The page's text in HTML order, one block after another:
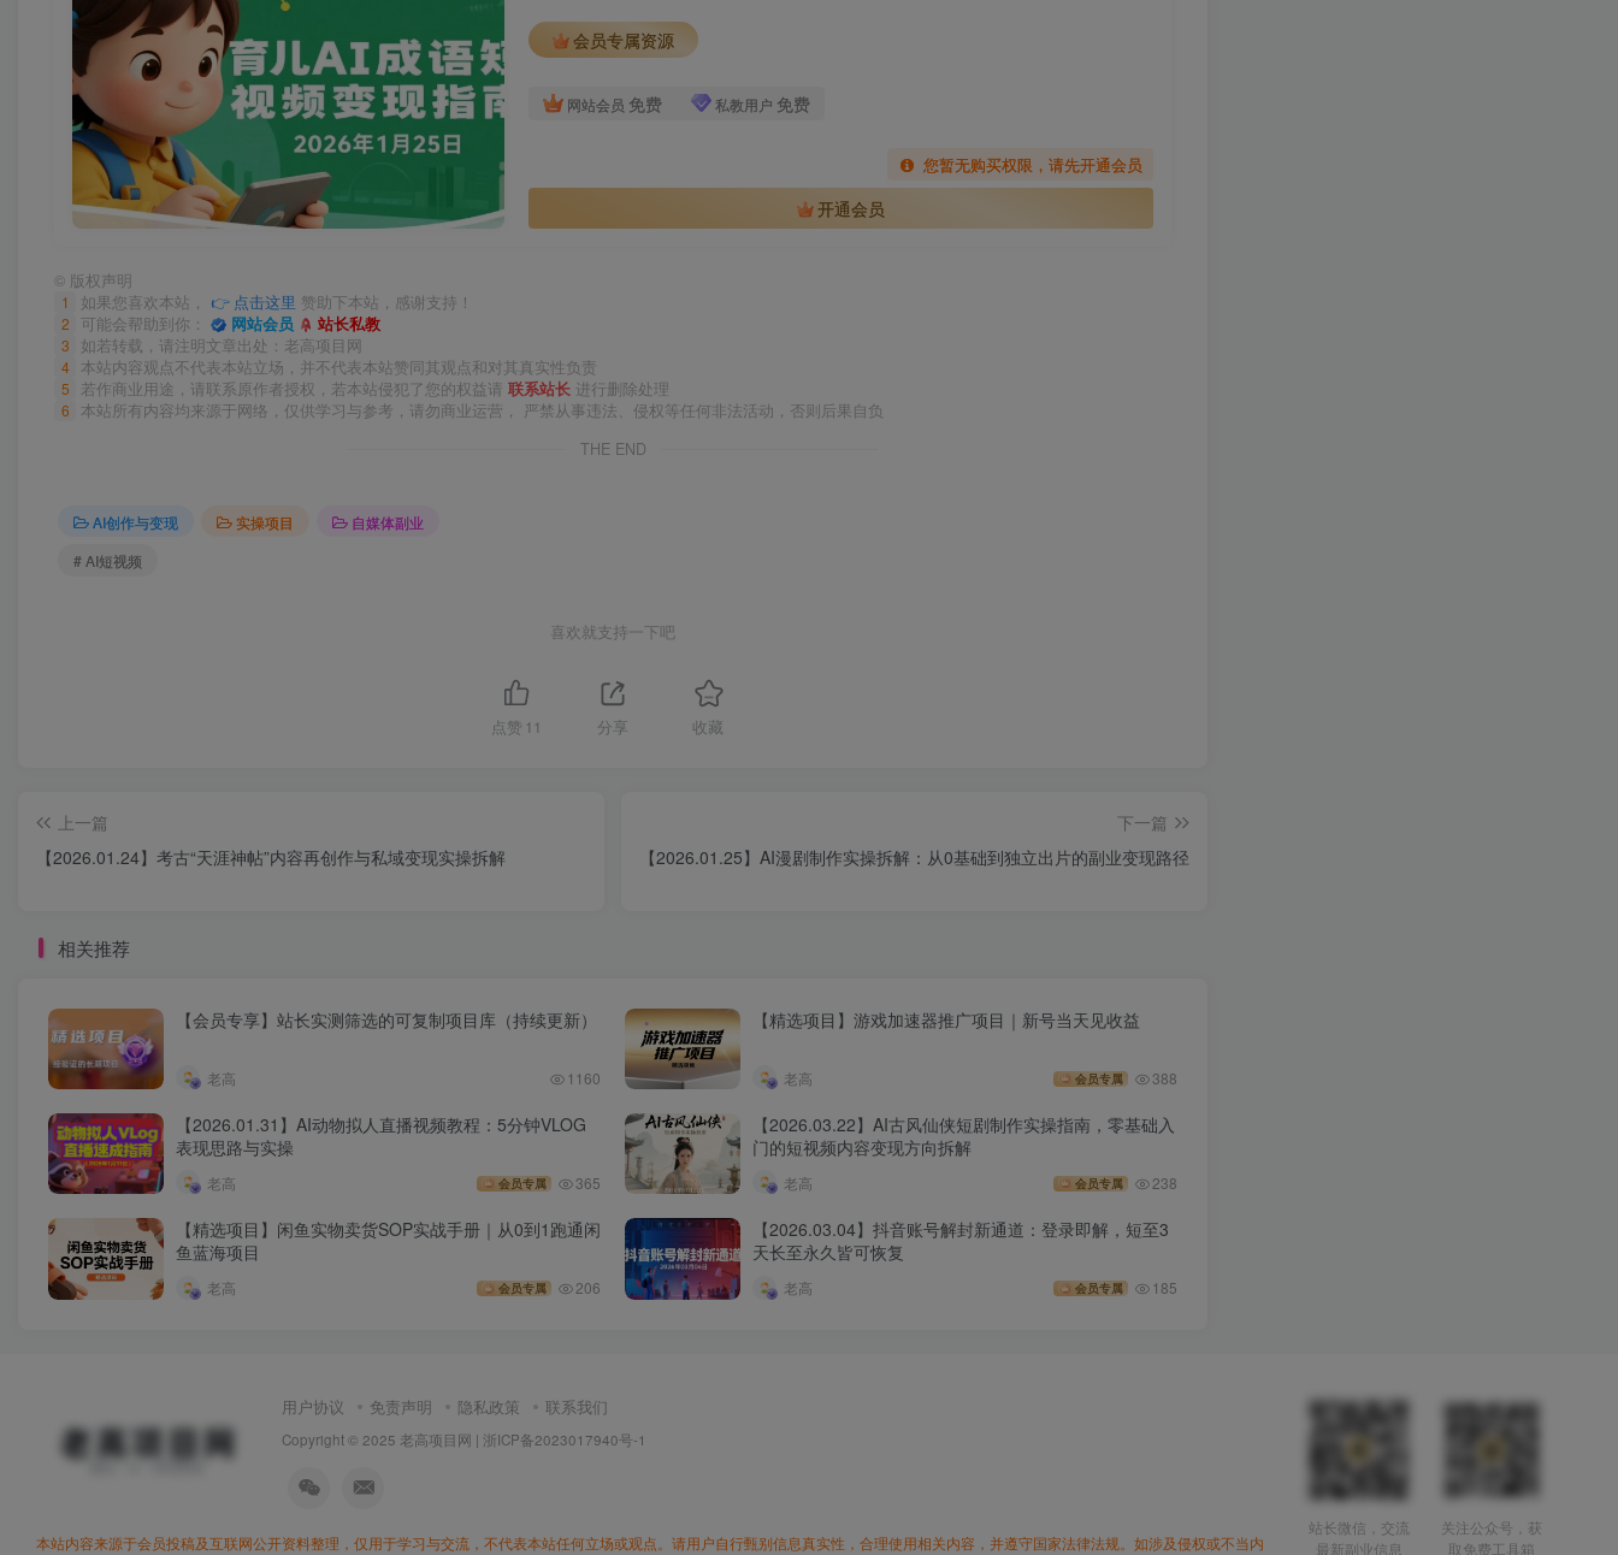
会员专属资源
网站会员 免费 私教用户 免费
您暂无购买权限，请先开通会员
开通会员
© 版权声明
1 如果您喜欢本站， 👉 点击这里 赞助下本站，感谢支持！
2 可能会帮助到你： 网站会员 站长私教
3 如若转载，请注明文章出处：老高项目网
4 本站内容观点不代表本站立场，并不代表本站赞同其观点和对其真实性负责
5 若作商业用途，请联系原作者授权，若本站侵犯了您的权益请 联系站长 进行删除处理
6
本站所有内容均来源于网络，仅供学习与参考，请勿商业运营， 严禁从事违法、侵权等任何非法活动，否则后果自负
THE END
AI创作与变现 实操项目
自媒体副业
# AI短视频
喜欢就支持一下吧
点赞 11 分享 收藏
上一篇
【2026.01.24】考古“天涯神帖”内容再创作与私域变现实操拆解
下一篇
【2026.01.25】AI漫剧制作实操拆解：从0基础到独立出片的副业变现路径
相关推荐
【会员专享】站长实测筛选的可复制项目库（持续更新）
老高 1160
【精选项目】游戏加速器推广项目｜新号当天见收益
老高 会员专属 388
【2026.01.31】AI动物拟人直播视频教程：5分钟VLOG
表现思路与实操
老高 会员专属 365
【2026.03.22】AI古风仙侠短剧制作实操指南，零基础入
门的短视频内容变现方向拆解
老高 会员专属 238
【精选项目】闲鱼实物卖货SOP实战手册｜从0到1跑通闲
鱼蓝海项目
老高 会员专属 206
【2026.03.04】抖音账号解封新通道：登录即解，短至3
天长至永久皆可恢复
老高 会员专属 185
用户协议 免责声明 隐私政策 联系我们
Copyright © 2025 老高项目网 |浙ICP备2023017940号-1
站长微信，交流
最新副业信息
关注公众号，获
取免费工具箱
本站内容来源于会员投稿及互联网公开资料整理，仅用于学习与交流，不代表本站任何立场或观点。请用户自行甄别信息真实性，合理使用相关内容，并遵守国家法律法规。如涉及侵权或不当内